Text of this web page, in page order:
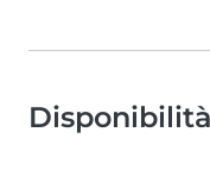
Disponibilità